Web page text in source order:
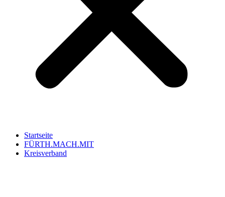
Startseite
FÜRTH.MACH.MIT
Kreisverband